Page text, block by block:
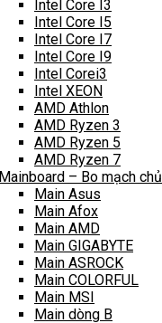
Intel Core I3
Intel Core I5
Intel Core I7
Intel Core I9
Intel Corei3
Intel XEON
AMD Athlon
AMD Ryzen 3
AMD Ryzen 5
AMD Ryzen 7
Mainboard – Bo mạch chủ
Main Asus
Main Afox
Main AMD
Main GIGABYTE
Main ASROCK
Main COLORFUL
Main MSI
Main dòng B